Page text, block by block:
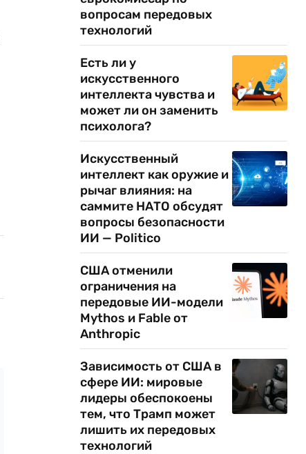
вопросам передовых
технологий
Есть ли у
искусственного
интеллекта чувства и
может ли он заменить
психолога?
Искусственный
интеллект как оружие и
рычаг влияния: на
саммите НАТО обсудят
вопросы безопасности
ИИ — Politico
США отменили
ограничения на
передовые ИИ-модели
Mythos и Fable от
Anthropic
Зависимость от США в
сфере ИИ: мировые
лидеры обеспокоены
тем, что Трамп может
лишить их передовых
технологий